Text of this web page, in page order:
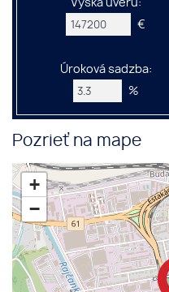
Výška úveru:
€
Úroková sadzba:
%
Pozrieť na mape
+
−